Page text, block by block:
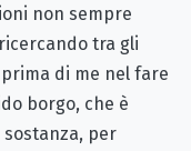
non sempre
tra gli
di me nel fare
borgo, che è
per